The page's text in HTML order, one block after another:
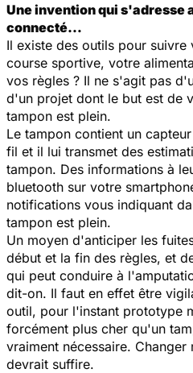
Une invention qui s'adresse
connecté…
Il existe des outils pour
course sportive, votre
vos règles ? Il ne s'agit pas
d'un projet dont le but est de
tampon est plein.
Le tampon contient un
fil et il lui transmet des
tampon. Des informations à
bluetooth sur votre
notifications vous indiquant
tampon est plein.
Un moyen d'anticiper les
début et la fin des règles, et
qui peut conduire à
dit-on. Il faut en effet être
outil, pour l'instant prototype
forcément plus cher qu'un
vraiment nécessaire.
devrait suffire.